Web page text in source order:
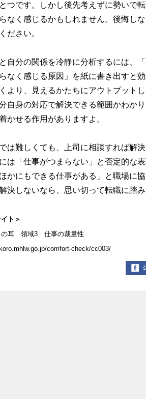
つです。しかし後先考えずに勢いで
なく感じるかもしれません。後悔し
ださい。
自分の関係を冷静に分析するには、
なく感じる原因」を紙に書き出すと
より、見えるかたちにアウトプット
自身の対応で解決できる範囲かわか
かせる作用がありますよ。
は難しくても、上司に相談すれば解
は「仕事がつまらない」と否定的な
かにもできる仕事がある」と職場に
決しないなら、思い切って転職に踏み
ト＞
の耳 領域3 仕事の裁量性
comfort-check/cc003/